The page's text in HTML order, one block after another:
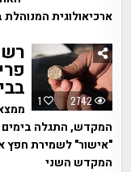
ארכיאולוגית
1 2742
המקדש, התגלה בימים
"אישור" לשמירת חפץ
המקדש השני